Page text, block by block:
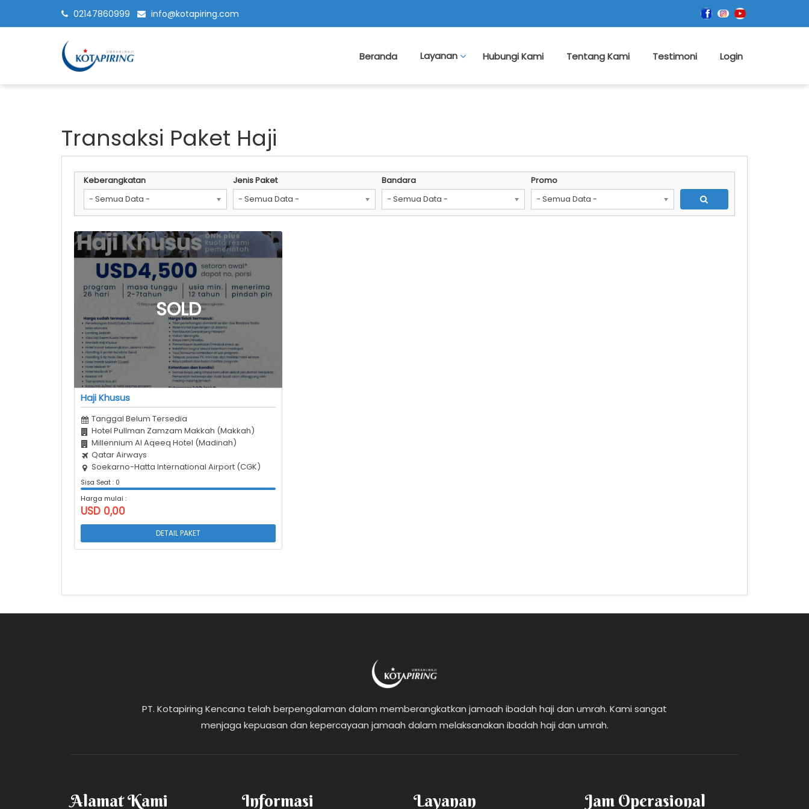
02147860999 info@kotapiring.com
Beranda Layanan Hubungi Kami Tentang Kami Testimoni Login
Transaksi Paket Haji
Keberangkatan
- Semua Data -
Jenis Paket
- Semua Data -
Bandara
- Semua Data -
Promo
- Semua Data -
Haji Khusus
Tanggal Belum Tersedia
Hotel Pullman Zamzam Makkah (Makkah)
Millennium Al Aqeeq Hotel (Madinah)
Qatar Airways
Soekarno-Hatta International Airport (CGK)
Sisa Seat : 0
Harga mulai :
USD 0,00
DETAIL PAKET
PT. Kotapiring Kencana telah berpengalaman dalam memberangkatkan jamaah ibadah haji dan umrah. Kami sangat
menjaga kepuasan dan kepercayaan jamaah dalam melaksanakan ibadah haji dan umrah.
Alamat Kami Informasi Layanan Jam Operasional